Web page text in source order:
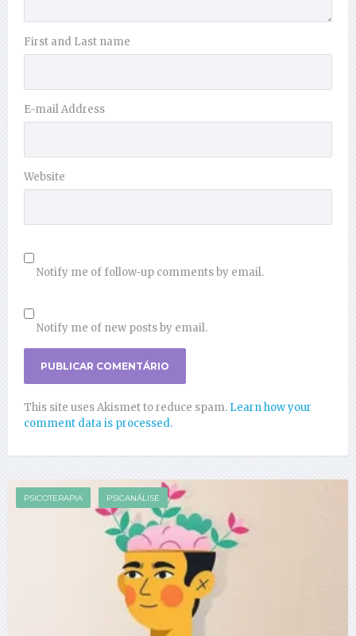
First and Last name
E-mail Address
Website
Notify me of follow-up comments by email.
Notify me of new posts by email.
This site uses Akismet to reduce spam. Learn how your
comment data is processed.
PSICOTERAPIA PSICANÁLISE